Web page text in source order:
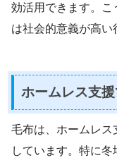
効活用できます。こ
は社会的意義が高い
ホームレス支
毛布は、ホームレス
しています。特に